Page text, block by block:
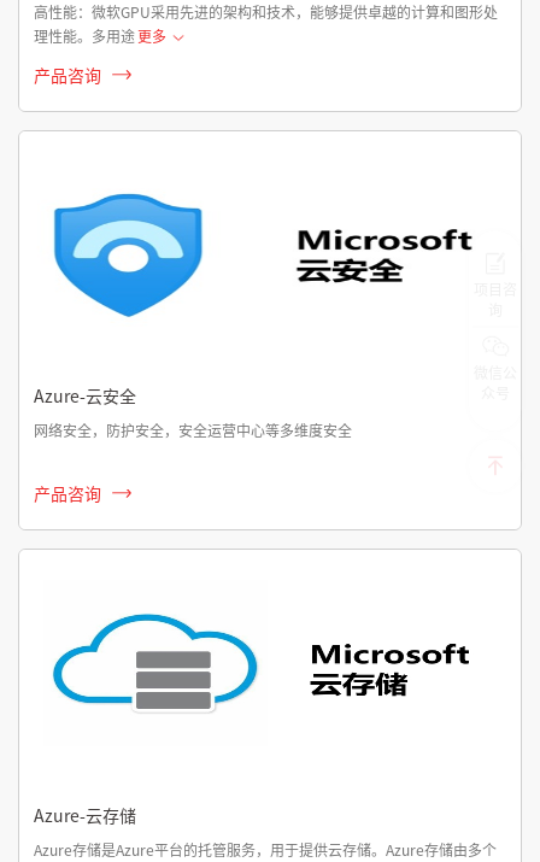
高性能：微软GPU采用先进的架构和技术，能够提供卓越的计算和图形处
理性能。多用途更多
产品咨询
Azure-云安全
网络安全，防护安全，安全运营中心等多维度安全
产品咨询
Azure-云存储
Azure存储是Azure平台的托管服务，用于提供云存储。Azure存储由多个